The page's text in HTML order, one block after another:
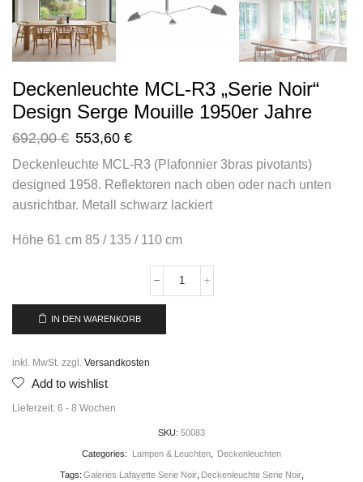
Deckenleuchte MCL-R3 „Serie Noir“
Design Serge Mouille 1950er Jahre
692,00€ 553,60 €
Deckenleuchte MCL-R3 (Plafonnier 3bras pivotants)
designed 1958. Reflektoren nach oben oder nach unten
ausrichtbar. Metall schwarz lackiert
Höhe 61 cm 85 / 135 / 110 cm
IN DEN WARENKORB
inkl. MwSt. zzgl. Versandkosten
Add to wishlist
Lieferzeit: 6 - 8 Wochen
SKU: 50083
Categories: Lampen & Leuchten Deckenleuchten
Tags: Galeries Lafayette Serie Noir, Deckenleuchte Serie Noir,